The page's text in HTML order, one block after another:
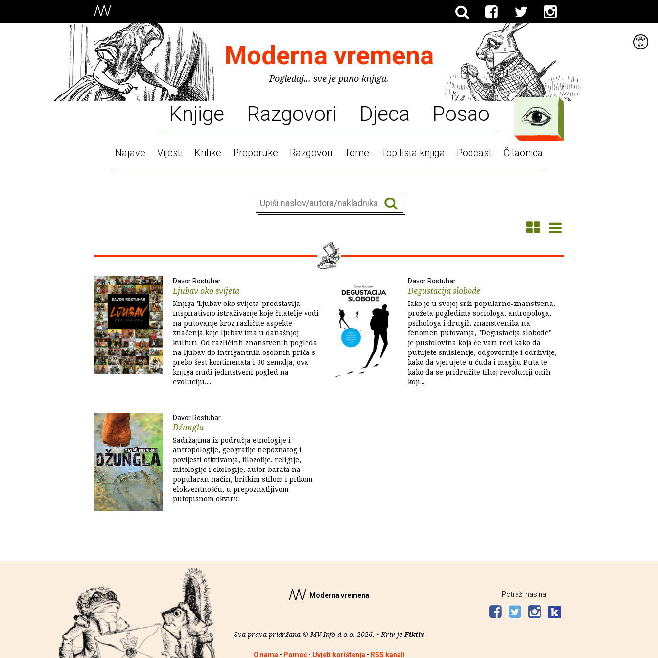
Moderna vremena
Pogledaj... sve je puno knjiga.
Knjige Razgovori Djeca Posao
Najave Vijesti Kritike Preporuke Razgovori Teme Top lista knjiga Podcast Čitaonica
Davor Rostuhar
Ljubav oko svijeta
Knjiga 'Ljubav oko svijeta' predstavlja
inspirativno istraživanje koje čitatelje vodi
na putovanje kroz različite aspekte
značenja koje ljubav ima u današnjoj
kulturi. Od različitih znanstvenih pogleda
na ljubav do intrigantnih osobnih priča s
preko šest kontinenata i 30 zemalja, ova
knjiga nudi jedinstveni pogled na
evoluciju,...
Davor Rostuhar
Degustacija slobode
Iako je u svojoj srži popularno-znanstvena,
prožeta pogledima sociologa, antropologa,
psihologa i drugih znanstvenika na
fenomen putovanja, "Degustacija slobode"
je pustolovina koja će vam reći kako da
putujete smislenije, odgovornije i održivije,
kako da vjerujete u čuda i magiju Puta te
kako da se pridružite tihoj revoluciji onih
koji...
Davor Rostuhar
Džungla
Sadržajima iz područja etnologije i
antropologije, geografije nepoznatog i
povijesti otkrivanja, filozofije, religije,
mitologije i ekologije, autor barata na
popularan način, britkim stilom i pitkom
elokventnošću, u prepoznatljivom
putopisnom okviru.
Moderna vremena
Sva prava pridržana © MV Info d.o.o. 2026. • Kriv jeFiktiv
O nama • Pomoć• Uvjeti korištenja • RSS kanali
Potraži nas na: